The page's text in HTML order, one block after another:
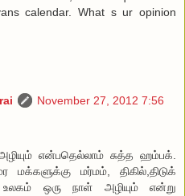
calendar. What s ur opinion
November 27, 2012 7:56
என்பதெல்லாம் சுத்த ஹம்பக்.
மக்களுக்கு மர்மம், திகில்,திடுக்
உலகம் ஒரு நாள் அழியும் என்று